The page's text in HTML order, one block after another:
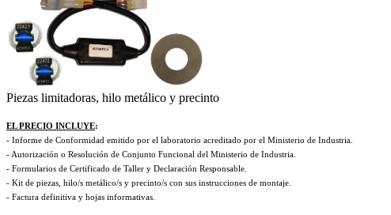
Piezas limitadoras, hilo metálico y precinto
EL PRECIO INCLUYE:
- Informe de Conformidad emitido por el laboratorio acreditado por el Ministerio de Industria.
- Autorización o Resolución de Conjunto Funcional del Ministerio de Industria.
- Formularios de Certificado de Taller y Declaración Responsable.
- Kit de piezas, hilo/s metálico/s y precinto/s con sus instrucciones de montaje.
- Factura definitiva y hojas informativas.